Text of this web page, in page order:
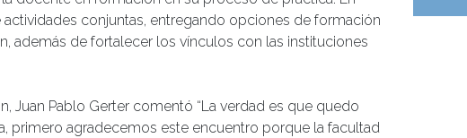
conjuntas, entregando opciones de formación
además de fortalecer los vínculos con las instituciones
Juan Pablo Gerter comentó “La verdad es que quedo
primero agradecemos este encuentro porque la facultad